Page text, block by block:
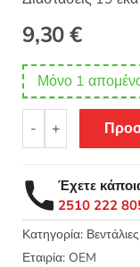
9,30€
Μόνο 1
-
ξύλινη
ξύλου
19εκ
-
9075
ποσότητα
+
Έχετε
2510 222
Κατηγορία: Βεντάλιες
Εταιρία: OEM